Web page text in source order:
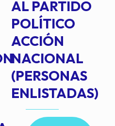
AL PARTIDO
POLÍTICO
ACCIÓN
NACIONAL
(PERSONAS
ENLISTADAS)